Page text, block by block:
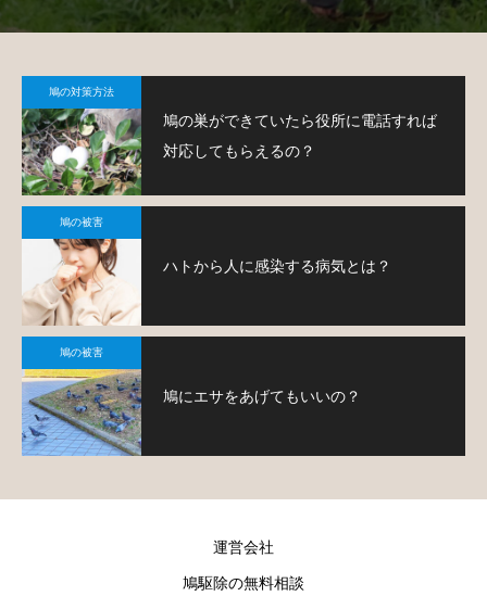
す。
鳩の対策方法
鳩の巣ができていたら役所に電話すれば
対応してもらえるの？
鳩の被害
ハトから人に感染する病気とは？
鳩の被害
鳩にエサをあげてもいいの？
運営会社
鳩駆除の無料相談